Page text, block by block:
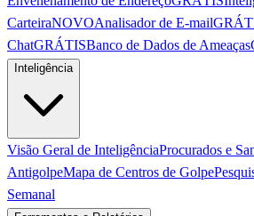
CarteiraNOVOAnalisador de E-mail
ChatGRÁTISBanco de Dados de Ameaças
Inteligência
Visão Geral de InteligênciaProcurados e
AntigolpeMapa de Centros de Golpe
Semanal